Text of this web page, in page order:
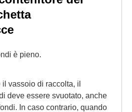
è pieno.
vassoio di raccolta, il
deve essere svuotato, anche
In caso contrario, quando